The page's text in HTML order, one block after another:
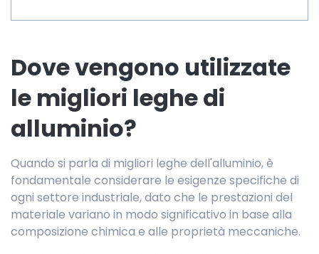
Dove vengono utilizzate
le migliori leghe di
alluminio?
Quando si parla di migliori leghe dell'alluminio, è
fondamentale considerare le esigenze specifiche di
ogni settore industriale, dato che le prestazioni del
materiale variano in modo significativo in base alla
composizione chimica e alle proprietà meccaniche.